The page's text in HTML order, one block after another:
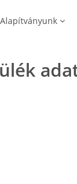
Alapítványunk